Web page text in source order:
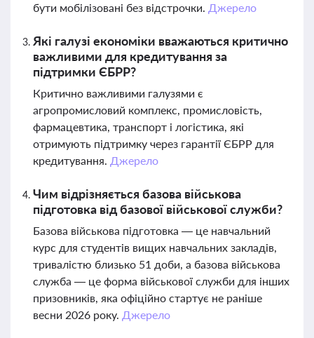
бути мобілізовані без відстрочки. Джерело
Які галузі економіки вважаються критично
важливими для кредитування за
підтримки ЄБРР?
Критично важливими галузями є
агропромисловий комплекс, промисловість,
фармацевтика, транспорт і логістика, які
отримують підтримку через гарантії ЄБРР для
кредитування. Джерело
Чим відрізняється базова військова
підготовка від базової військової служби?
Базова військова підготовка — це навчальний
курс для студентів вищих навчальних закладів,
тривалістю близько 51 доби, а базова військова
служба — це форма військової служби для інших
призовників, яка офіційно стартує не раніше
весни 2026 року. Джерело